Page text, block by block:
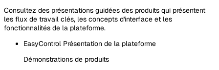
Consultez des présentations guidées des produits qui présentent
les flux de travail clés, les concepts d'interface et les
fonctionnalités de la plateforme.
EasyControl Présentation de la plateforme
Démonstrations de produits